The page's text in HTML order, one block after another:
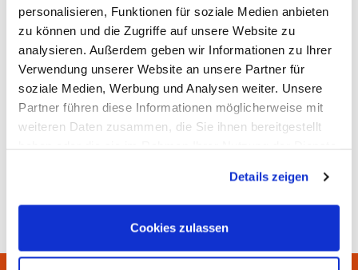
personalisieren, Funktionen für soziale Medien anbieten
zu können und die Zugriffe auf unsere Website zu
analysieren. Außerdem geben wir Informationen zu Ihrer
Verwendung unserer Website an unsere Partner für
soziale Medien, Werbung und Analysen weiter. Unsere
Partner führen diese Informationen möglicherweise mit
weiteren Daten zusammen, die Sie ihnen bereitgestellt
Details zeigen
Cookies zulassen
Bitte stellen Sie das Gerät in kürzester Entfernung
zum Fahrbahnrand bzw. zum nächstmöglichen
Halteplatz des Entsorgungsfahrzeuges ab.
Unser Handzettel für die Elektrogeräte